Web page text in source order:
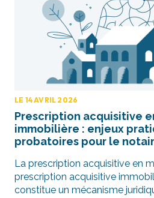
LE 14 AVRIL 2026
Prescription acquisitive
immobilière : enjeux
probatoires pour le
La prescription acquisitive en
prescription acquisitive
constitue un mécanisme